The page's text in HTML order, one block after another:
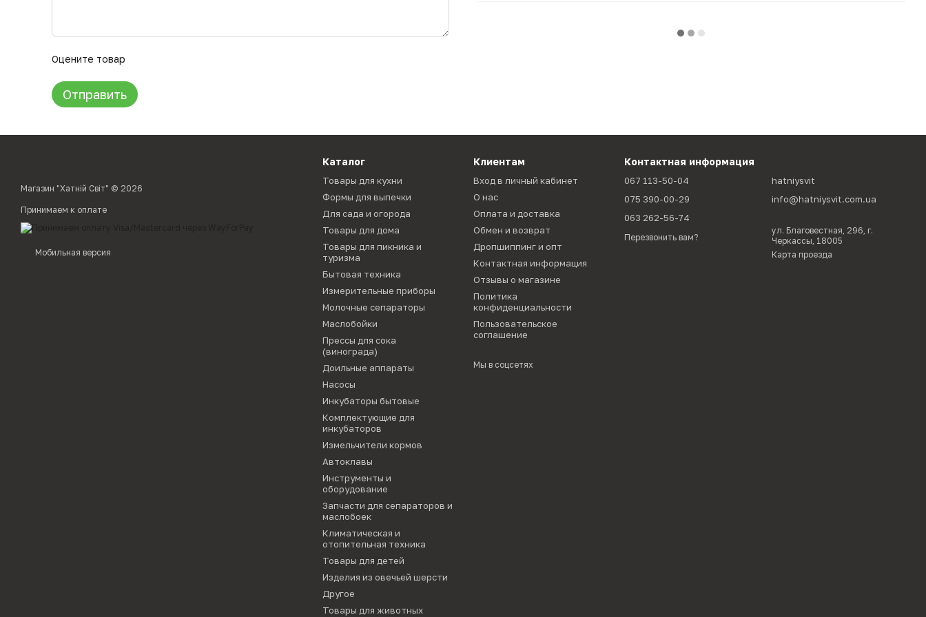
Оцените товар
Отправить
Магазин "Хатній Світ" © 2026
Принимаем к оплате
Мобильная версия
Каталог
Товары для кухни
Формы для выпечки
Для сада и огорода
Товары для дома
Товары для пикника и
туризма
Бытовая техника
Измерительные приборы
Молочные сепараторы
Маслобойки
Прессы для сока
(винограда)
Доильные аппараты
Насосы
Инкубаторы бытовые
Комплектующие для
инкубаторов
Измельчители кормов
Автоклавы
Инструменты и
оборудование
Запчасти для сепараторов и
маслобоек
Климатическая и
отопительная техника
Товары для детей
Изделия из овечьей шерсти
Другое
Товары для животных
Клиентам
Вход в личный кабинет
О нас
Оплата и доставка
Обмен и возврат
Дропшиппинг и опт
Контактная информация
Отзывы о магазине
Политика
конфиденциальности
Пользовательское
соглашение
Мы в соцсетях
Контактная информация
067 113-50-04
075 390-00-29
063 262-56-74
Перезвонить вам?
hatniysvit
info@hatniysvit.com.ua
ул. Благовестная, 296, г.
Черкассы, 18005
Карта проезда